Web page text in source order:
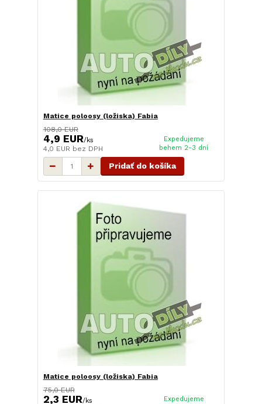
Matice poloosy (ložiska) Fabia
108,0 EUR
4,9 EUR/ks
4,0 EUR bez DPH
Expedujeme
behem 2-3 dní
Pridať do košíka
Matice poloosy (ložiska) Fabia
75,0 EUR
2,3 EUR/ks
Expedujeme